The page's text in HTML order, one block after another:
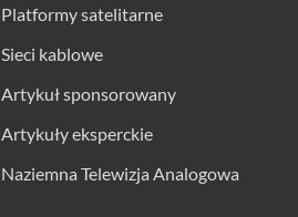
Platformy satelitarne
Sieci kablowe
Artykuł sponsorowany
Artykuły eksperckie
Naziemna Telewizja Analogowa